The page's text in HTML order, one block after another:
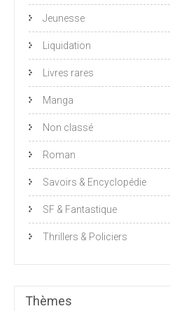
Jeunesse
Liquidation
Livres rares
Manga
Non classé
Roman
Savoirs & Encyclopédie
SF & Fantastique
Thrillers & Policiers
Thèmes